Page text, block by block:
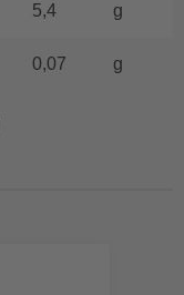
5,4 g
0,07 g